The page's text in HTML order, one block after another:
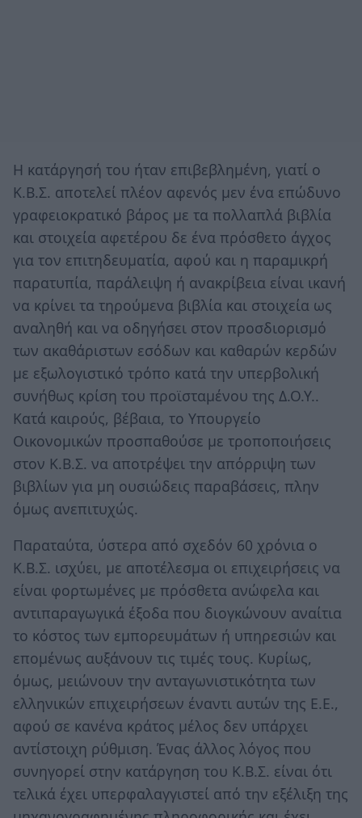
Η κατάργησή του ήταν επιβεβλημένη, γιατί ο
Κ.Β.Σ. αποτελεί πλέον αφενός μεν ένα επώδυνο
γραφειοκρατικό βάρος με τα πολλαπλά βιβλία
και στοιχεία αφετέρου δε ένα πρόσθετο άγχος
για τον επιτηδευματία, αφού και η παραμικρή
παρατυπία, παράλειψη ή ανακρίβεια είναι ικανή
να κρίνει τα τηρούμενα βιβλία και στοιχεία ως
αναληθή και να οδηγήσει στον προσδιορισμό
των ακαθάριστων εσόδων και καθαρών κερδών
με εξωλογιστικό τρόπο κατά την υπερβολική
συνήθως κρίση του προϊσταμένου της Δ.Ο.Υ..
Κατά καιρούς, βέβαια, το Υπουργείο
Οικονομικών προσπαθούσε με τροποποιήσεις
στον Κ.Β.Σ. να αποτρέψει την απόρριψη των
βιβλίων για μη ουσιώδεις παραβάσεις, πλην
όμως ανεπιτυχώς.
Παραταύτα, ύστερα από σχεδόν 60 χρόνια ο
Κ.Β.Σ. ισχύει, με αποτέλεσμα οι επιχειρήσεις να
είναι φορτωμένες με πρόσθετα ανώφελα και
αντιπαραγωγικά έξοδα που διογκώνουν αναίτια
το κόστος των εμπορευμάτων ή υπηρεσιών και
επομένως αυξάνουν τις τιμές τους. Κυρίως,
όμως, μειώνουν την ανταγωνιστικότητα των
ελληνικών επιχειρήσεων έναντι αυτών της Ε.Ε.,
αφού σε κανένα κράτος μέλος δεν υπάρχει
αντίστοιχη ρύθμιση. Ένας άλλος λόγος που
συνηγορεί στην κατάργηση του Κ.Β.Σ. είναι ότι
τελικά έχει υπερφαλαγγιστεί από την εξέλιξη της